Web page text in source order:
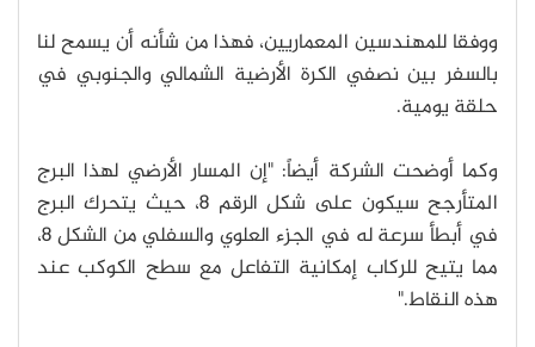
ووفقا للمهندسين المعماريين، فهذا من شأنه أن يسمح لنا
بالسفر بين نصفي الكرة الأرضية الشمالي والجنوبي في
حلقة يومية.
وكما أوضحت الشركة أيضاً: "إن المسار الأرضي لهذا البرج
المتأرجح سيكون على شكل الرقم 8، حيث يتحرك البرج
في أبطأ سرعة له في الجزء العلوي والسفلي من الشكل 8،
مما يتيح للركاب إمكانية التفاعل مع سطح الكوكب عند
هذه النقاط."